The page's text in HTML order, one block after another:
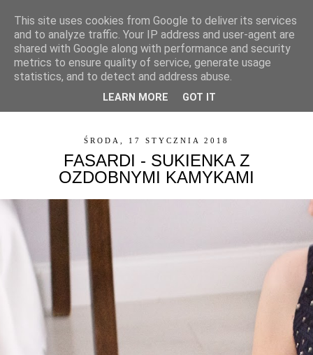
▼
ŚRODA, 17 STYCZNIA 2018
FASARDI - SUKIENKA Z
OZDOBNYMI KAMYKAMI
This site uses cookies from Google to deliver its services
and to analyze traffic. Your IP address and user-agent are
shared with Google along with performance and security
metrics to ensure quality of service, generate usage
statistics, and to detect and address abuse.
LEARN MORE GOT IT